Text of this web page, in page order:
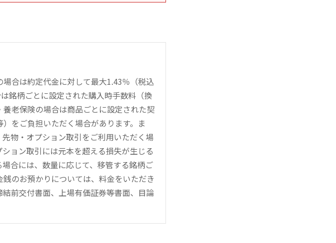
合は約定代金に対して最大1.43％（税込
銘柄ごとに設定された購入時手数料（換
老保険の場合は商品ごとに設定された契
をご負担いただく場合があります。ま
物・オプション取引をご利用いただく場
ョン取引には元本を超える損失が生じる
合には、数量に応じて、移管する銘柄ご
のお預かりについては、料金をいただき
前交付書面、上場有価証券等書面、目論